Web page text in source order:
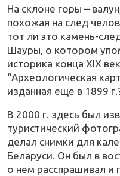
На склоне горы –
похожая на след
тот ли это камень-
Шауры, о котором
историка конца XIX
“Археологическая
изданная еще в 1899
В 2000 г. здесь был
туристический
делал снимки для
Беларуси. Он был в
о нем расспрашивал и